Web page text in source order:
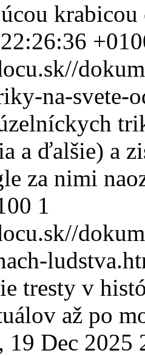
krabicou
na-svete-
a ďalšie) a
za nimi
1
tresty v
až po
19 Dec 2025